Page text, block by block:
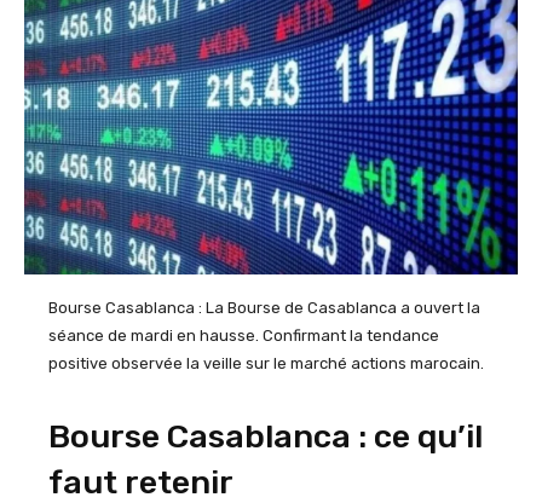
Bourse Casablanca : La Bourse de Casablanca a ouvert la
séance de mardi en hausse. Confirmant la tendance
positive observée la veille sur le marché actions marocain.
Bourse Casablanca : ce qu’il
faut retenir